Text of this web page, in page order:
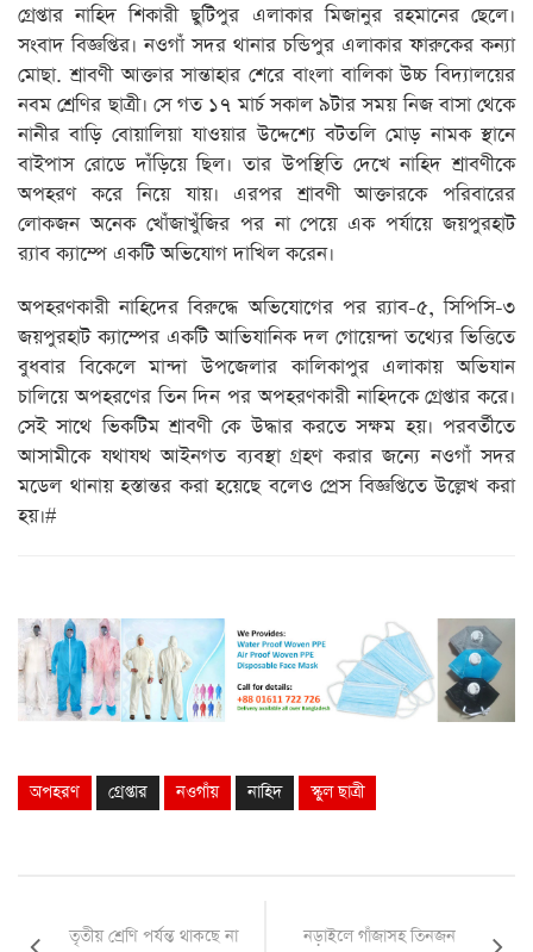
গ্রেপ্তার নাহিদ শিকারী ছুটিপুর এলাকার মিজানুর রহমানের ছেলে।
সংবাদ বিজ্ঞপ্তির। নওগাঁ সদর থানার চন্ডিপুর এলাকার ফারুকের কন্যা
মোছা. শ্রাবণী আক্তার সান্তাহার শেরে বাংলা বালিকা উচ্চ বিদ্যালয়ের
নবম শ্রেণির ছাত্রী। সে গত ১৭ মার্চ সকাল ৯টার সময় নিজ বাসা থেকে
নানীর বাড়ি বোয়ালিয়া যাওয়ার উদ্দেশ্যে বটতলি মোড় নামক স্থানে
বাইপাস রোডে দাঁড়িয়ে ছিল। তার উপস্থিতি দেখে নাহিদ শ্রাবণীকে
অপহরণ করে নিয়ে যায়। এরপর শ্রাবণী আক্তারকে পরিবারের
লোকজন অনেক খোঁজাখুঁজির পর না পেয়ে এক পর্যায়ে জয়পুরহাট
র‌্যাব ক্যাম্পে একটি অভিযোগ দাখিল করেন।
অপহরণকারী নাহিদের বিরুদ্ধে অভিযোগের পর র‌্যাব-৫, সিপিসি-৩
জয়পুরহাট ক্যাম্পের একটি আভিযানিক দল গোয়েন্দা তথ্যের ভিত্তিতে
বুধবার বিকেলে মান্দা উপজেলার কালিকাপুর এলাকায় অভিযান
চালিয়ে অপহরণের তিন দিন পর অপহরণকারী নাহিদকে গ্রেপ্তার করে।
সেই সাথে ভিকটিম শ্রাবণী কে উদ্ধার করতে সক্ষম হয়। পরবর্তীতে
আসামীকে যথাযথ আইনগত ব্যবস্থা গ্রহণ করার জন্যে নওগাঁ সদর
মডেল থানায় হস্তান্তর করা হয়েছে বলেও প্রেস বিজ্ঞপ্তিতে উল্লেখ করা
হয়।#
অপহরণ গ্রেপ্তার নওগাঁয় নাহিদ স্কুল ছাত্রী
তৃতীয় শ্রেণি পর্যন্ত থাকছে না
নড়াইলে গাঁজাসহ তিনজন